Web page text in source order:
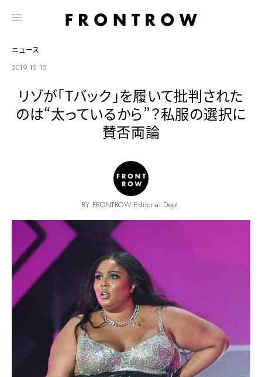
ニュース
2019.12.10
リゾが「Tバック」を履いて批判された
のは“太っているから”？私服の選択に
賛否両論
BY FRONTROW Editorial Dept.